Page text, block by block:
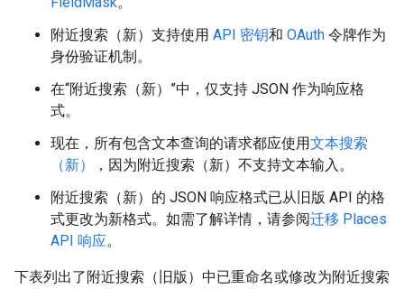
附近搜索（新）支持使用 API 密钥和 OAuth 令牌作为
身份验证机制。
在“附近搜索（新）”中，仅支持 JSON 作为响应格
式。
现在，所有包含文本查询的请求都应使用文本搜索
（新）
，因为附近搜索（新）不支持文本输入。
附近搜索（新）的 JSON 响应格式已从旧版 API 的格
式更改为新格式。如需了解详情，请参阅迁移 Places
API 响应。
下表列出了附近搜索（旧版）中已重命名或修改为附近搜索